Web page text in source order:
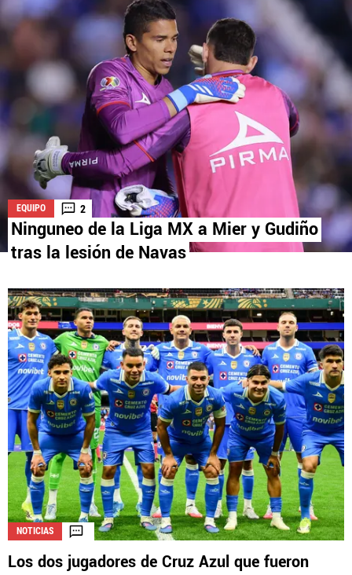
La aceptación de una de las ofertas presentadas en esta página
puede dar lugar a un pago aVamos Azul. Este pago puede influir en
cómo y dónde aparecen los operadores de juego en la página y en el
orden en que aparecen, pero no influye en nuestras evaluaciones.
EQUIPO 2
Ninguneo de la Liga MX a Mier y Gudiño
tras la lesión de Navas
NOTICIAS
Los dos jugadores de Cruz Azul que fueron